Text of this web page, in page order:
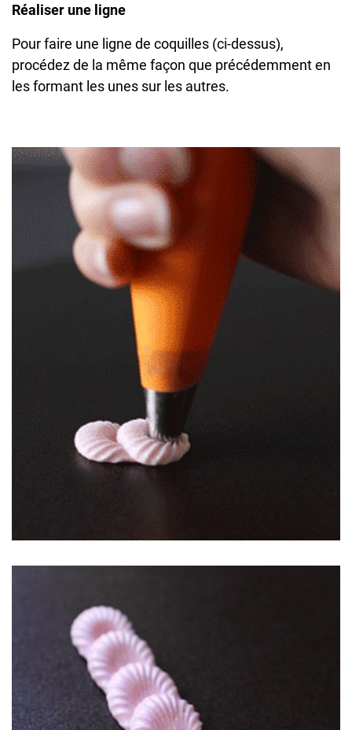
Réaliser une ligne
Pour faire une ligne de coquilles (ci-dessus),
procédez de la même façon que précédemment en
les formant les unes sur les autres.